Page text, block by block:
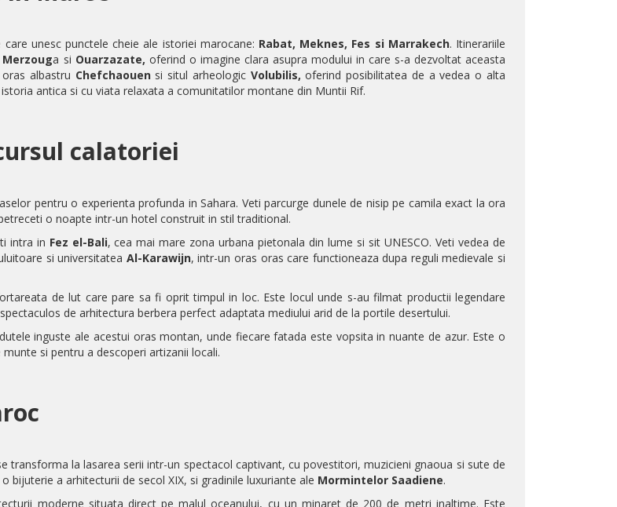
care unesc punctele cheie ale istoriei marocane: Rabat, Meknes, Fes si Marrakech. Itinerariile
Merzouga si Ouarzazate, oferind o imagine clara asupra modului in care s-a dezvoltat aceasta
albastru Chefchaouensi situl arheologic Volubilis,oferind posibilitatea de a vedea oalta
antica si cu viata relaxata a comunitatilor montane din Muntii Rif.
calatoriei
pentru o experienta profunda in Sahara. Veti parcurge dunele de nisip pe camila exact la ora
o noapte intr-un hotel construit in stil traditional.
intra in Fez el-Bali, cea mai mare zona urbana pietonala din lume si sit UNESCO. Veti vedea de
si universitatea Al-Karawijn, intr-un oras oras care functioneaza dupa reguli medievale si
de lut care pare sa fi oprit timpul in loc. Este locul unde s-au filmat productii legendare
de arhitectura berbera perfect adaptata mediului arid de la portile desertului.
inguste ale acestui oras montan, unde fiecare fatada este vopsita in nuante de azur. Este o
si pentru a descoperi artizanii locali.
transforma la lasarea serii intr-un spectacol captivant, cu povestitori, muzicieni gnaoua si sute de
o bijuterie a arhitecturii de secol XIX, si gradinile luxuriante ale Mormintelor Saadiene.
moderne situata direct pe malul oceanului, cu un minaret de 200 de metri inaltime. Este